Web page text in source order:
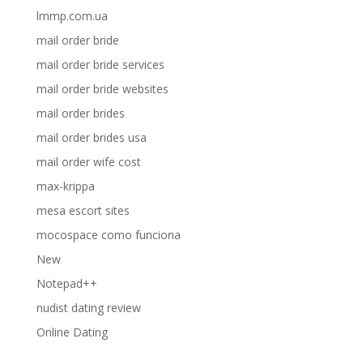
lmmp.com.ua
mail order bride
mail order bride services
mail order bride websites
mail order brides
mail order brides usa
mail order wife cost
max-krippa
mesa escort sites
mocospace como funciona
New
Notepad++
nudist dating review
Online Dating